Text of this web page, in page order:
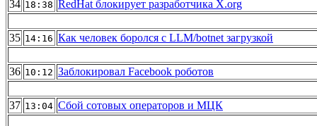
34 18:38 RedHat блокирует разработчика X.org
35 14:16 Как человек боролся с LLM/botnet загрузкой
36 10:12 Заблокировал Facebook роботов
37 13:04 Сбой сотовых операторов и МЦК